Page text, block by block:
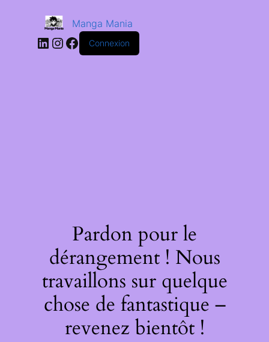
Manga Mania
Connexion
Pardon pour le
dérangement ! Nous
travaillons sur quelque
chose de fantastique –
revenez bientôt !